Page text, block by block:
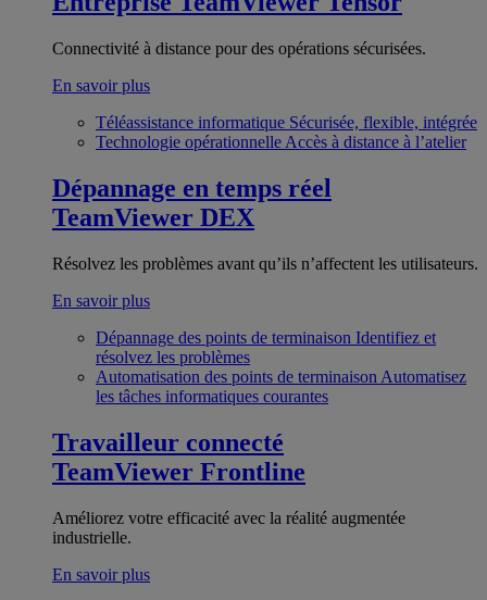
Connectivité à distance pour des opérations sécurisées.
En savoir plus
Téléassistance informatique Sécurisée, flexible, intégrée
Technologie opérationnelle Accès à distance à l’atelier
Dépannage en temps réel
TeamViewer DEX
Résolvez les problèmes avant qu’ils n’affectent les utilisateurs.
En savoir plus
Dépannage des points de terminaison Identifiez et
résolvez les problèmes
Automatisation des points de terminaison Automatisez
les tâches informatiques courantes
Travailleur connecté
TeamViewer Frontline
Améliorez votre efficacité avec la réalité augmentée
industrielle.
En savoir plus